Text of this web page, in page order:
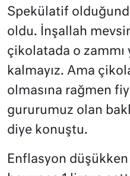
Spekülatif
oldu. İnşallah
çikolatada o zammı
kalmayız. Ama
olmasına rağmen
gururumuz olan
diye konuştu.
Enflasyon